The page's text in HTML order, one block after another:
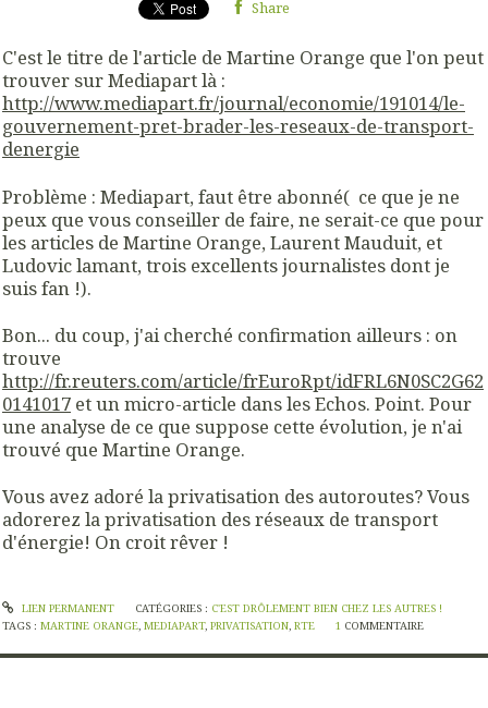
Share
C'est le titre de l'article de Martine Orange que l'on peut
trouver sur Mediapart là :
http://www.mediapart.fr/journal/economie/191014/le-
gouvernement-pret-brader-les-reseaux-de-transport-
denergie
Problème : Mediapart, faut être abonné( ce que je ne
peux que vous conseiller de faire, ne serait-ce que pour
les articles de Martine Orange, Laurent Mauduit, et
Ludovic lamant, trois excellents journalistes dont je
suis fan !).
Bon... du coup, j'ai cherché confirmation ailleurs : on
trouve
http://fr.reuters.com/article/frEuroRpt/idFRL6N0SC2G62
0141017 et un micro-article dans les Echos. Point. Pour
une analyse de ce que suppose cette évolution, je n'ai
trouvé que Martine Orange.
Vous avez adoré la privatisation des autoroutes? Vous
adorerez la privatisation des réseaux de transport
d'énergie! On croit rêver !
LIEN PERMANENT CATÉGORIES : C'EST DRÔLEMENT BIEN CHEZ LES AUTRES !
TAGS : MARTINE ORANGE, MEDIAPART, PRIVATISATION, RTE 1 COMMENTAIRE